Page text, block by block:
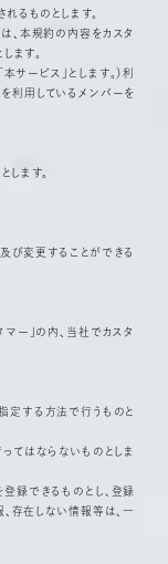
るものとします。
は、本規約の内容をカスタ
ます。
ービス」とします。）利
利用しているメンバーを
ます。
び変更することができる
マー」の内、当社でカスタ
定する方法で行うものと
てはならないものとしま
録できるものとし、登録
存在しない情報等は、一